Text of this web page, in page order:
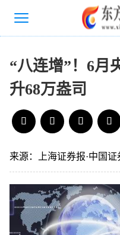
“八连增”！6月
升68万盎司
来源：上海证券报·中国证